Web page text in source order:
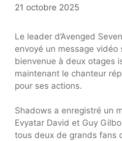
21 octobre 2025
Le leader d’Avenged
envoyé un message vidéo
bienvenue à deux otages
maintenant le chanteur
pour ses actions.
Shadows a enregistré un
Evyatar David et Guy
tous deux de grands fans